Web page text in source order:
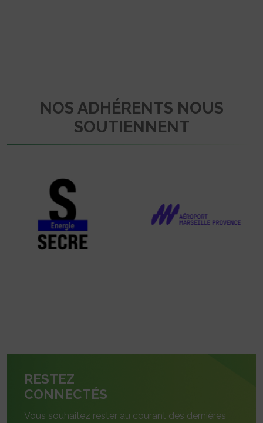
NOS ADHÉRENTS NOUS
SOUTIENNENT
RESTEZ
CONNECTÉS
Vous souhaitez rester au courant des dernières